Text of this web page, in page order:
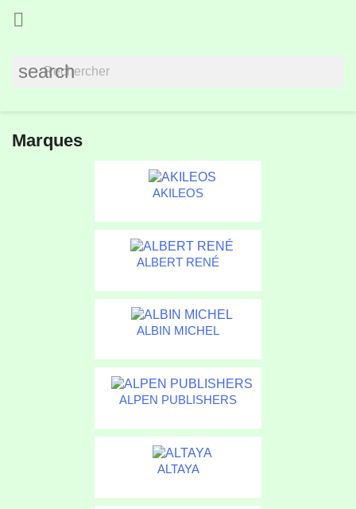

search
Marques
AKILEOS
ALBERT RENÉ
ALBIN MICHEL
ALPEN PUBLISHERS
ALTAYA